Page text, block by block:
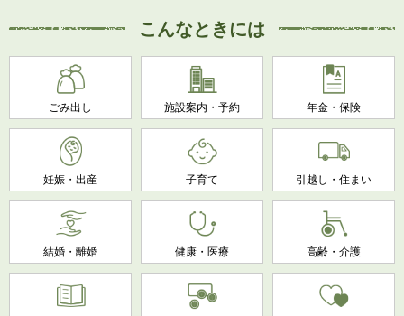
こんなときには
ごみ出し 施設案内・予約 年金・保険
妊娠・出産 子育て 引越し・住まい
結婚・離婚 健康・医療 高齢・介護